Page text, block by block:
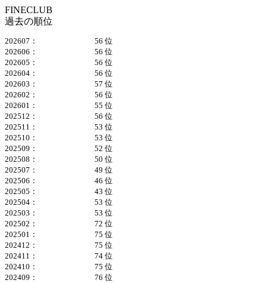
FINECLUB
過去の順位
202607：
56 位
202606：
56 位
202605：
56 位
202604：
56 位
202603：
57 位
202602：
56 位
202601：
55 位
202512：
56 位
202511：
53 位
202510：
53 位
202509：
52 位
202508：
50 位
202507：
49 位
202506：
46 位
202505：
43 位
202504：
53 位
202503：
53 位
202502：
72 位
202501：
75 位
202412：
75 位
202411：
74 位
202410：
75 位
202409：
76 位